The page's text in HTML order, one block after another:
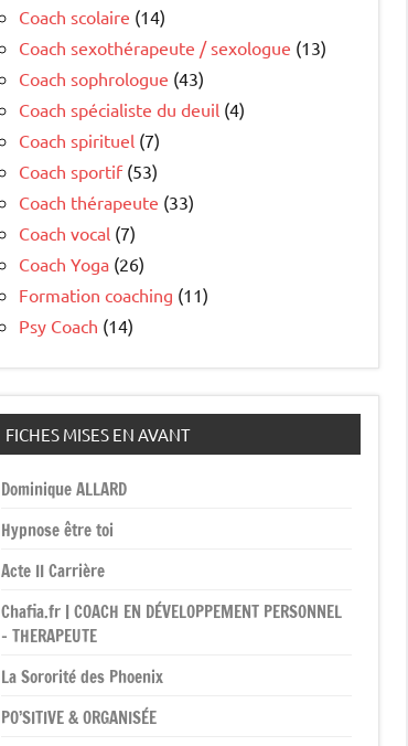
Coach scolaire (14)
Coach sexothérapeute / sexologue (13)
Coach sophrologue (43)
Coach spécialiste du deuil (4)
Coach spirituel (7)
Coach sportif(53)
Coach thérapeute (33)
Coach vocal (7)
Coach Yoga (26)
Formation coaching (11)
Psy Coach (14)
FICHES MISES EN AVANT
Dominique ALLARD
Hypnose être toi
Acte II Carrière
Chafia.fr | COACH EN DÉVELOPPEMENT PERSONNEL
– THERAPEUTE
La Sororité des Phoenix
PO’SITIVE & ORGANISÉE